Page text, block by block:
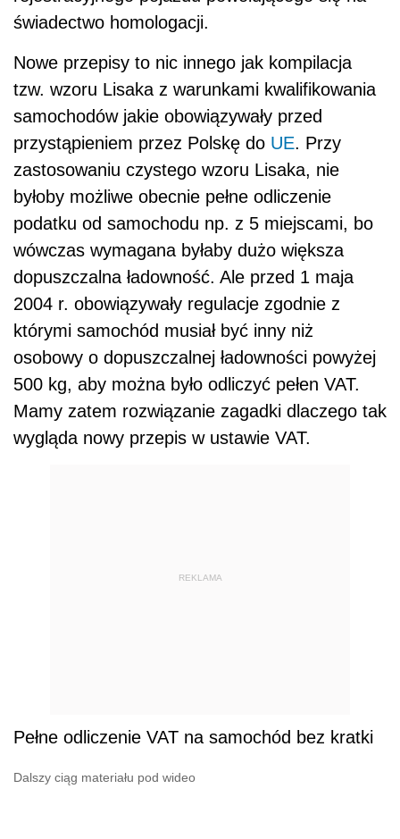
świadectwo homologacji.
Nowe przepisy to nic innego jak kompilacja
tzw. wzoru Lisaka z warunkami kwalifikowania
samochodów jakie obowiązywały przed
przystąpieniem przez Polskę do UE. Przy
zastosowaniu czystego wzoru Lisaka, nie
byłoby możliwe obecnie pełne odliczenie
podatku od samochodu np. z 5 miejscami, bo
wówczas wymagana byłaby dużo większa
dopuszczalna ładowność. Ale przed 1 maja
2004 r. obowiązywały regulacje zgodnie z
którymi samochód musiał być inny niż
osobowy o dopuszczalnej ładowności powyżej
500 kg, aby można było odliczyć pełen VAT.
Mamy zatem rozwiązanie zagadki dlaczego tak
wygląda nowy przepis w ustawie VAT.
REKLAMA
Pełne odliczenie VAT na samochód bez kratki
Dalszy ciąg materiału pod wideo